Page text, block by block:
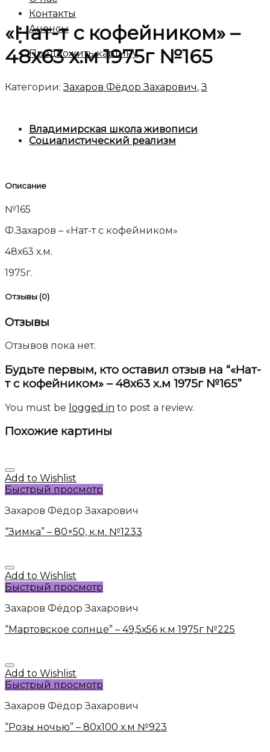
Контакты
Анонсы
Предложить картину
«Нат-т с кофейником» –
48х63 х.м 1975г №165
Категории:Захаров Фёдор Захарович,З
Владимирская школа живописи
Социалистический реализм
Описание
№165
Ф.Захаров – «Нат-т с кофейником»
48х63 х.м.
1975г.
Отзывы (0)
Отзывы
Отзывов пока нет.
Будьте первым, кто оставил отзыв на “«Нат-
т с кофейником» – 48х63 х.м 1975г №165”
You must be logged in to post a review.
Похожие картины
Add to Wishlist
Быстрый просмотр
Захаров Фёдор Захарович
“Зимка” – 80×50, к.м. №1233
Add to Wishlist
Быстрый просмотр
Захаров Фёдор Захарович
“Мартовское солнце” – 49,5х56 к.м 1975г №225
Add to Wishlist
Быстрый просмотр
Захаров Фёдор Захарович
“Розы ночью” – 80х100 х.м №923